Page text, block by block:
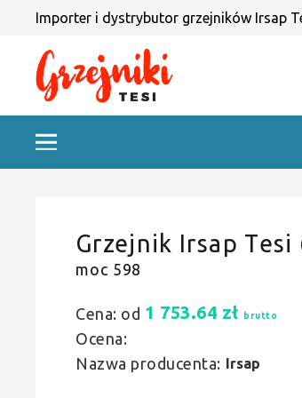
Importer i dystrybutor grzejników Irsap
Grzejnik Irsap Tesi
moc 598
Cena: od 1 753.64 zł brutto
Ocena:
Nazwa producenta: Irsap